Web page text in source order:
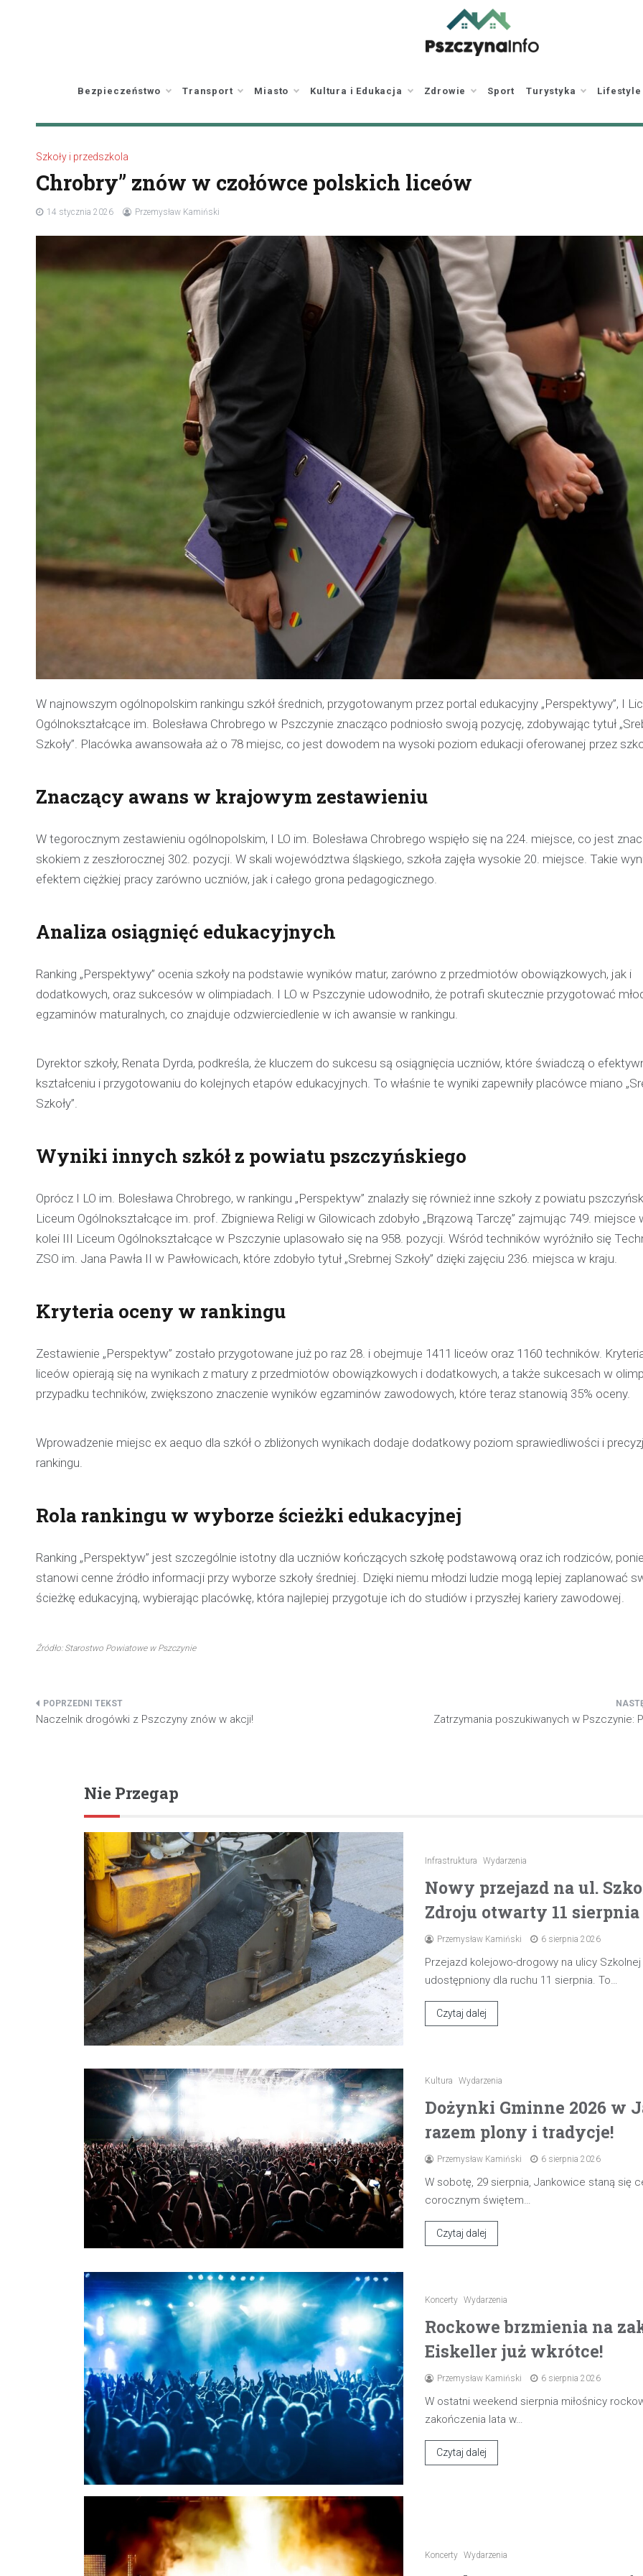
Bezpieczeństwo Transport Miasto Kultura i Edukacja Zdrowie Sport Turystyka Lifestyle
Szkoły i przedszkola
Chrobry” znów w czołówce polskich liceów
14 stycznia 2026 Przemysław Kamiński
W najnowszym ogólnopolskim rankingu szkół średnich, przygotowanym przez portal edukacyjny „Perspektywy”, I
Ogólnokształcące im. Bolesława Chrobrego w Pszczynie znacząco podniosło swoją pozycję, zdobywając tytuł
Szkoły”. Placówka awansowała aż o 78 miejsc, co jest dowodem na wysoki poziom edukacji oferowanej przez
Znaczący awans w krajowym zestawieniu
W tegorocznym zestawieniu ogólnopolskim, I LO im. Bolesława Chrobrego wspięło się na 224. miejsce, co jest
skokiem z zeszłorocznej 302. pozycji. W skali województwa śląskiego, szkoła zajęła wysokie 20. miejsce. Takie
efektem ciężkiej pracy zarówno uczniów, jak i całego grona pedagogicznego.
Analiza osiągnięć edukacyjnych
Ranking „Perspektywy” ocenia szkoły na podstawie wyników matur, zarówno z przedmiotów obowiązkowych, jak i
dodatkowych, oraz sukcesów w olimpiadach. I LO w Pszczynie udowodniło, że potrafi skutecznie przygotować
egzaminów maturalnych, co znajduje odzwierciedlenie w ich awansie w rankingu.
Dyrektor szkoły, Renata Dyrda, podkreśla, że kluczem do sukcesu są osiągnięcia uczniów, które świadczą o
kształceniu i przygotowaniu do kolejnych etapów edukacyjnych. To właśnie te wyniki zapewniły placówce miano
Szkoły”.
Wyniki innych szkół z powiatu pszczyńskiego
Oprócz I LO im. Bolesława Chrobrego, w rankingu „Perspektyw” znalazły się również inne szkoły z powiatu
Liceum Ogólnokształcące im. prof. Zbigniewa Religi w Gilowicach zdobyło „Brązową Tarczę” zajmując 749. miejsce
kolei III Liceum Ogólnokształcące w Pszczynie uplasowało się na 958. pozycji. Wśród techników wyróżniło się
ZSO im. Jana Pawła II w Pawłowicach, które zdobyło tytuł „Srebrnej Szkoły” dzięki zajęciu 236. miejsca w kraju.
Kryteria oceny w rankingu
Zestawienie „Perspektyw” zostało przygotowane już po raz 28. i obejmuje 1411 liceów oraz 1160 techników.
liceów opierają się na wynikach z matury z przedmiotów obowiązkowych i dodatkowych, a także sukcesach w
przypadku techników, zwiększono znaczenie wyników egzaminów zawodowych, które teraz stanowią 35% oceny.
Wprowadzenie miejsc ex aequo dla szkół o zbliżonych wynikach dodaje dodatkowy poziom sprawiedliwości i
rankingu.
Rola rankingu w wyborze ścieżki edukacyjnej
Ranking „Perspektyw” jest szczególnie istotny dla uczniów kończących szkołę podstawową oraz ich rodziców,
stanowi cenne źródło informacji przy wyborze szkoły średniej. Dzięki niemu młodzi ludzie mogą lepiej zaplanować
ścieżkę edukacyjną, wybierając placówkę, która najlepiej przygotuje ich do studiów i przyszłej kariery zawodowej.
Źródło: Starostwo Powiatowe w Pszczynie
Nawigacja
Naczelnik drogówki z Pszczyny znów w akcji!
Zatrzymania poszukiwanych w Pszczynie:
pijanego kierowcę
bielskiej jednostki prewencji,
służbą, zauważył pojazd…
Nie Przegap
Infrastruktura Wydarzenia
Nowy przejazd na ul.
Zdroju otwarty 11 sierpnia
Przemysław Kamiński 6 sierpnia 2026
Przejazd kolejowo-drogowy na ulicy
udostępniony dla ruchu 11 sierpnia. To…
Czytaj dalej
Kultura Wydarzenia
Dożynki Gminne 2026 w
razem plony i tradycje!
Przemysław Kamiński 6 sierpnia 2026
W sobotę, 29 sierpnia, Jankowice staną się
corocznym świętem…
Czytaj dalej
Koncerty Wydarzenia
Rockowe brzmienia na
Eiskeller już wkrótce!
Przemysław Kamiński 6 sierpnia 2026
W ostatni weekend sierpnia miłośnicy
zakończenia lata w…
Czytaj dalej
Koncerty Wydarzenia